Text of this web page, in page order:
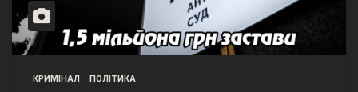
КРИМІНАЛ ПОЛІТИКА